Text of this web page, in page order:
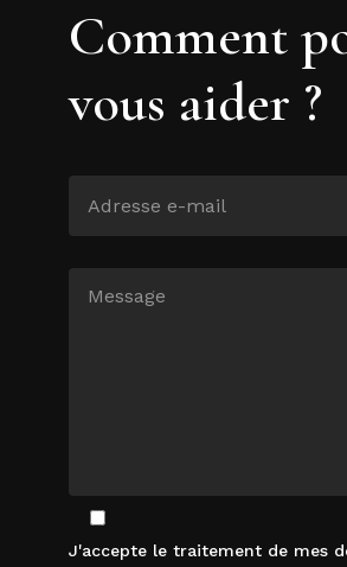
Comment
vous aider ?
J'accepte le traitement de mes